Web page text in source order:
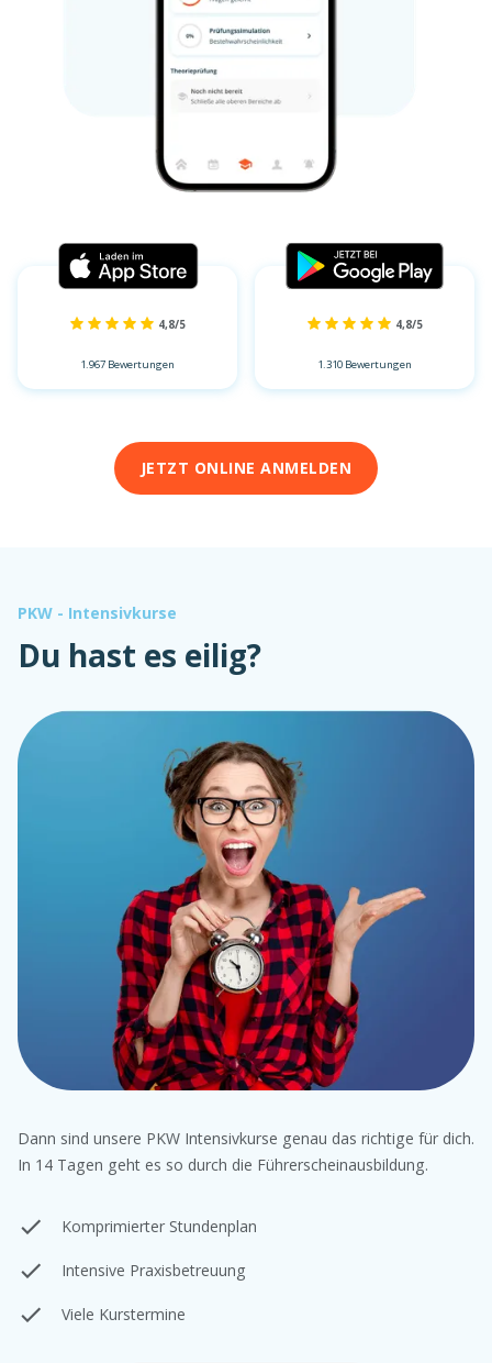
4,8/5
1.967 Bewertungen
4,8/5
1.310 Bewertungen
JETZT ONLINE ANMELDEN
PKW - Intensivkurse
Du hast es eilig?
Dann sind unsere PKW Intensivkurse genau das richtige für dich.
In 14 Tagen geht es so durch die Führerscheinausbildung.
Komprimierter Stundenplan
Intensive Praxisbetreuung
Viele Kurstermine